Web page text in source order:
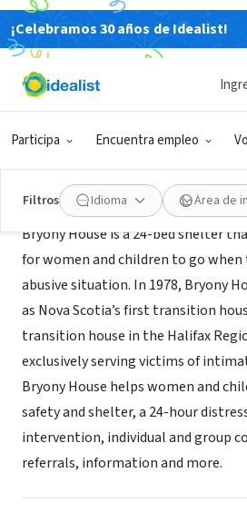
¡Celebramos 30 años de Idealist!
Participa Encuentra empleo
Filtros Idioma Área de
ORGANIZACIÓN SIN FIN DE LUCRO
Bryony House
Acerca de
Bryony House is a 24-bed shelter
for women and children to go when
abusive situation. In 1978, Bryony
as Nova Scotia’s first transition
transition house in the Halifax
exclusively serving victims of
Bryony House helps women and
safety and shelter, a 24-hour
intervention, individual and group
referrals, information and more.